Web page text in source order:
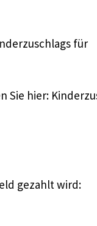
für
Sie hier:
gezahlt wird: